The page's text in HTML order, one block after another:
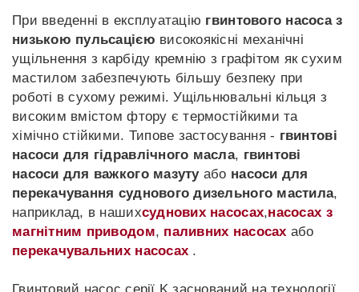
При введенні в експлуатацію гвинтового насоса з
низькою пульсацією високоякісні механічні
ущільнення з карбіду кремнію з графітом як сухим
мастилом забезпечують більшу безпеку при
роботі в сухому режимі. Ущільнювальні кільця з
високим вмістом фтору є термостійкими та
хімічно стійкими. Типове застосування - гвинтові
насоси для гідравлічного масла, гвинтові
насоси для важкого мазутуабо насоси для
перекачування суднового дизельного мастила,
наприклад, в нашихсуднових насосах,насосах з
магнітним приводом, паливних насосах або
перекачувальних насосах .